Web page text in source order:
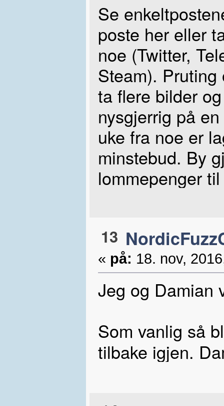
Se
poste her eller
noe (Twitter,
Steam).
ta flere bilder
nysgjerrig på
uke fra noe er
minstebud. By
lommepenger
13
« på: 18. nov,
Jeg og Damian
Som vanlig så
tilbake igjen.